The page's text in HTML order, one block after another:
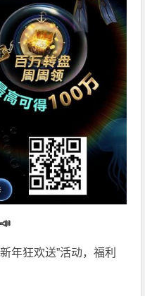
年狂欢送”活动，福利